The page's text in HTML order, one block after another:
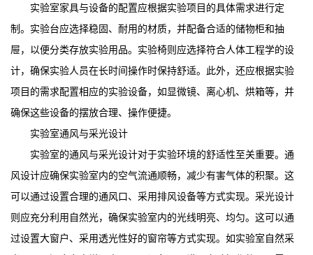
实验室家具与设备的配置应根据实验项目的具体需求进行定
制。实验台应选择稳固、耐用的材质，并配备合适的储物柜和抽
屉，以便分类存放实验用品。实验椅则应选择符合人体工程学的设
计，确保实验人员在长时间操作时保持舒适。此外，还应根据实验
项目的需求配置相应的实验设备，如显微镜、离心机、烘箱等，并
确保这些设备的摆放合理、操作便捷。
实验室通风与采光设计
实验室的通风与采光设计对于实验环境的舒适性至关重要。通
风设计应确保实验室内的空气流通顺畅，减少有害气体的积聚。这
可以通过设置合理的通风口、采用排风设备等方式实现。采光设计
则应充分利用自然光，确保实验室内的光线明亮、均匀。这可以通
过设置大窗户、采用透光性好的窗帘等方式实现。如实验室自然采